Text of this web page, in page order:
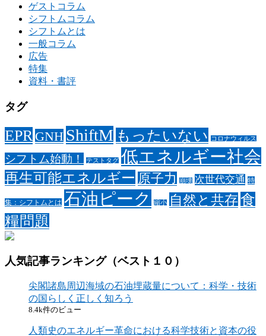
ゲストコラム
シフトムコラム
シフトムとは
一般コラム
広告
特集
資料・書評
タグ
EPR GNH ShiftM もったいない コロナウィルス
シフトム始動！ テストタグ 低エネルギー社会
再生可能エネルギー 原子力 崩壊 次世代交通 特
集：シフトムとは 石油ピーク 縮小 自然と共存食
糧問題
人気記事ランキング（ベスト１０）
尖閣諸島周辺海域の石油埋蔵量について：科学・技術
の国らしく正しく知ろう
8.4k件のビュー
人類史のエネルギー革命における科学技術と資本の役